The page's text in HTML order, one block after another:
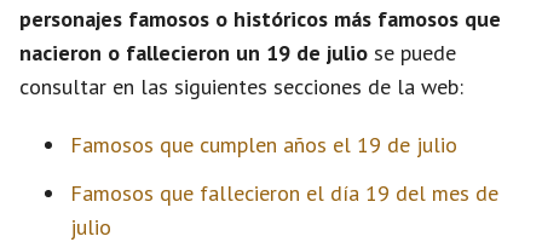
personajes famosos o históricos más famosos que
nacieron o fallecieron un 19 de julio se puede
consultar en las siguientes secciones de la web:
Famosos que cumplen años el 19 de julio
Famosos que fallecieron el día 19 del mes de
julio